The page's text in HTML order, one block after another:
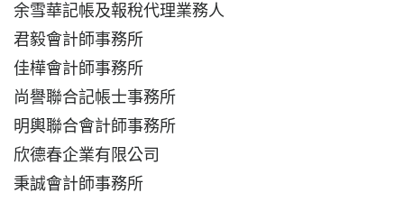
余雪華記帳及報稅代理業務人
君毅會計師事務所
佳樺會計師事務所
尚譽聯合記帳士事務所
明輿聯合會計師事務所
欣德春企業有限公司
秉誠會計師事務所